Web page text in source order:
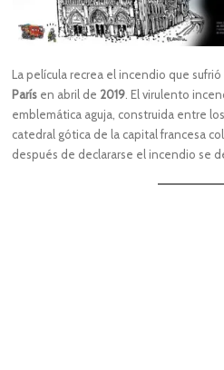
La película recrea el incendio que sufrió
París en abril de 2019 . El virulento
emblemática aguja, construida entre
catedral gótica de la capital francesa
después de declararse el incendio se